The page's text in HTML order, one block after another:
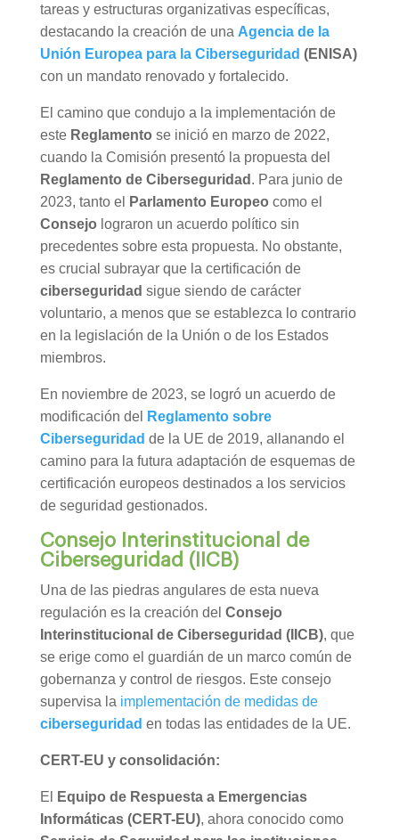
tareas y estructuras organizativas específicas,
destacando la creación de una Agencia de la
Unión Europea para la Ciberseguridad (ENISA)
con un mandato renovado y fortalecido.
El camino que condujo a la implementación de
este Reglamento se inició en marzo de 2022,
cuando la Comisión presentó la propuesta del
Reglamento de Ciberseguridad . Para junio de
2023, tanto el
Parlamento Europeo como el
Consejo lograron un acuerdo político sin
precedentes sobre esta propuesta. No obstante,
es crucial subrayar que la certificación de
ciberseguridad sigue siendo de carácter
voluntario, a menos que se establezca lo contrario
en la legislación de la Unión o de los Estados
miembros.
En noviembre de 2023, se logró un acuerdo de
modificación del
Reglamento sobre
Ciberseguridad de la UE de 2019, allanando el
camino para la futura adaptación de esquemas de
certificación europeos destinados a los servicios
de seguridad gestionados.
Consejo Interinstitucional de
Ciberseguridad (IICB)
Una de las piedras angulares de esta nueva
regulación es la creación del Consejo
Interinstitucional de Ciberseguridad (IICB), que
se erige como el guardián de un marco común de
gobernanza y control de riesgos. Este consejo
supervisa la implementación de medidas de
ciberseguridad en todas las entidades de la UE.
CERT-EU y consolidación:
El
Equipo de Respuesta a Emergencias
Informáticas (CERT-EU), ahora conocido como